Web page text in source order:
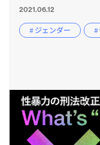
2021.06.12
# ジェンダー #